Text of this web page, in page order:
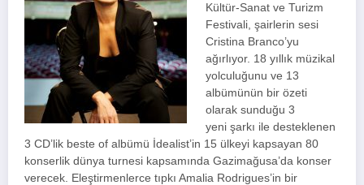
Kültür-Sanat ve Turizm
Festivali, şairlerin sesi
Cristina Branco’yu
ağırlıyor. 18 yıllık müzikal
yolculuğunu ve 13
albümünün bir özeti
olarak sunduğu 3
yeni şarkı ile desteklenen
3 CD’lik beste of albümü İdealist’in 15 ülkeyi kapsayan 80
konserlik dünya turnesi kapsamında Gazimağusa’da konser
verecek. Eleştirmenlerce tıpkı Amalia Rodrigues’in bir